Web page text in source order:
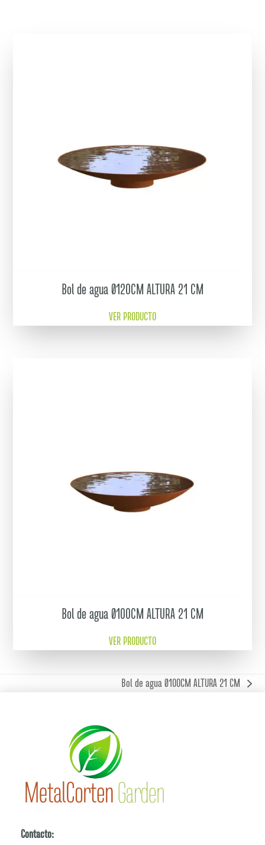
Bol de agua Ø120CM ALTURA 21 CM
VER PRODUCTO
Bol de agua Ø100CM ALTURA 21 CM
VER PRODUCTO
Bol de agua Ø100CM ALTURA 21 CM
Contacto: